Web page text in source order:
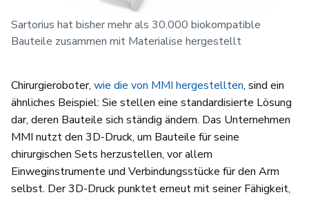
Sartorius hat bisher mehr als 30.000 biokompatible
Bauteile zusammen mit Materialise hergestellt
Chirurgieroboter, wie die von MMI hergestellten, sind ein
ähnliches Beispiel: Sie stellen eine standardisierte Lösung
dar, deren Bauteile sich ständig ändern. Das Unternehmen
MMI nutzt den 3D-Druck, um Bauteile für seine
chirurgischen Sets herzustellen, vor allem
Einweginstrumente und Verbindungsstücke für den Arm
selbst. Der 3D-Druck punktet erneut mit seiner Fähigkeit,